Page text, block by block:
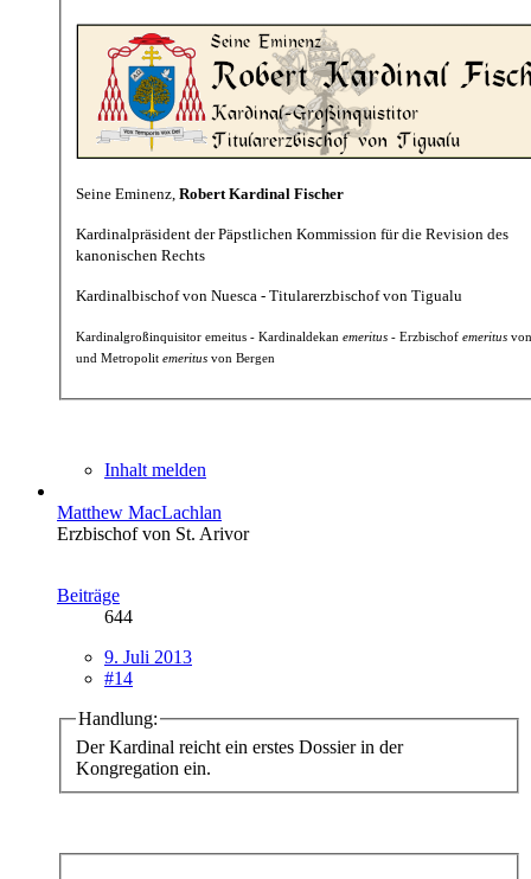
Seine Eminenz, Robert Kardinal Fischer
Kardinalpräsident der Päpstlichen Kommission für die Revision des
kanonischen Rechts
Kardinalbischof von Nuesca - Titularerzbischof von Tigualu
Kardinalgroßinquisitor emeitus - Kardinaldekan emeritus - Erzbischof emeritus
und Metropolit emeritus von Bergen
Inhalt melden
Matthew MacLachlan
Erzbischof von St. Arivor
Beiträge
644
9. Juli 2013
#14
Handlung:
Der Kardinal reicht ein erstes Dossier in der
Kongregation ein.